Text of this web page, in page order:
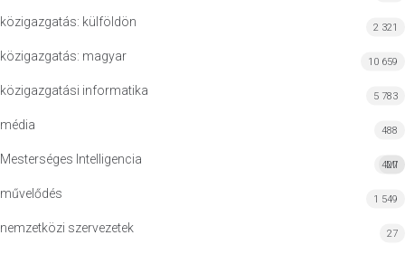
közigazgatás: külföldön 2 321
közigazgatás: magyar 10 659
közigazgatási informatika 5 783
média 488
Mesterséges Intelligencia MI
427
művelődés 1 549
nemzetközi szervezetek 27